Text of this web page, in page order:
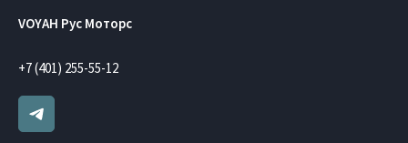
VOYAH Рус Моторс
+7 (401) 255-55-12